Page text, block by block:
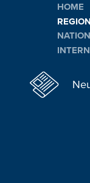
HOME